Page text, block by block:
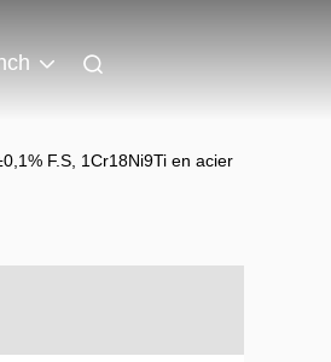
F.S, 1Cr18Ni9Ti en acier